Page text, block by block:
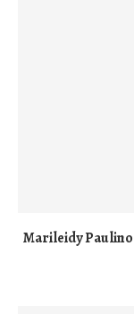
Marileidy